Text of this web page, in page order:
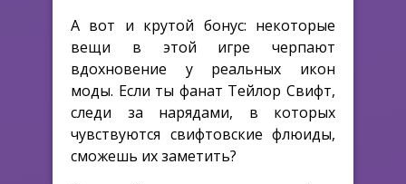
А вот и крутой бонус: некоторые
вещи в этой игре черпают
вдохновение у реальных икон
моды. Если ты фанат Тейлор Свифт,
следи за нарядами, в которых
чувствуются свифтовские флюиды,
сможешь их заметить?